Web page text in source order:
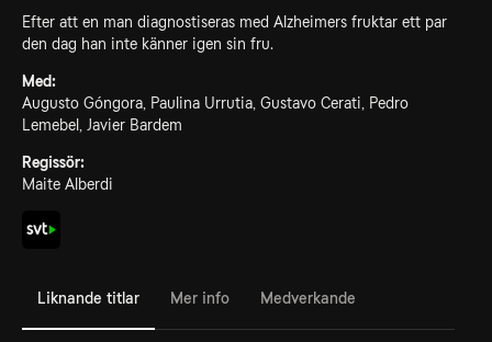
Efter att en man diagnostiseras med Alzheimers fruktar ett par
den dag han inte känner igen sin fru.
Med:
Augusto Góngora, Paulina Urrutia, Gustavo Cerati, Pedro
Lemebel, Javier Bardem
Regissör:
Maite Alberdi
Liknande titlar Mer info Medverkande